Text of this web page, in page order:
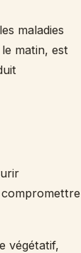
maladies
matin, est
végétatif,